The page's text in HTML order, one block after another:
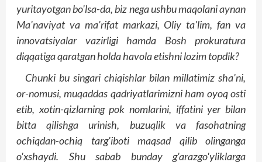
yuritayotgan bo'lsa-da, biz nega ushbu maqolani aynan
Ma'naviyat va ma'rifat markazi, Oliy ta'lim, fan va
innovatsiyalar vazirligi hamda Bosh prokuratura
diqqatiga qaratgan holda havola etishni lozim topdik?
Chunki bu singari chiqishlar bilan millatimiz sha'ni,
or-nomusi, muqaddas qadriyatlarimizni ham oyoq osti
etib, xotin-qizlarning pok nomlarini, iffatini yer bilan
bitta qilishga urinish, buzuqlik va fasohatning
ochiqdan-ochiq targ'iboti maqsad qilib olinganga
o'xshaydi. Shu sabab bunday g'arazgo'yliklarga